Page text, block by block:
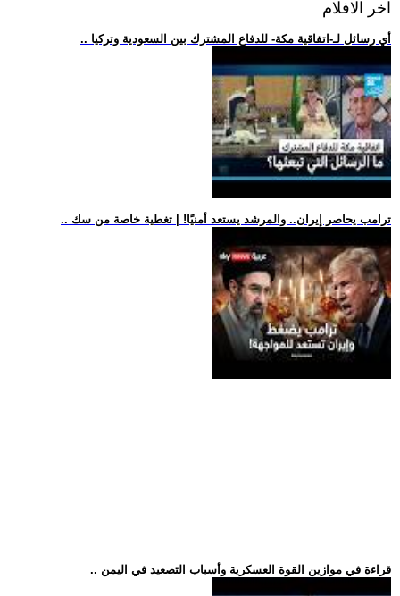
اخر الافلام
.. أي رسائل لـ-اتفاقية مكة- للدفاع المشترك بين السعودية وتركيا
.. ترامب يحاصر إيران.. والمرشد يستعد أمنيًا! | تغطية خاصة من سك
.. قراءة في موازين القوة العسكرية وأسباب التصعيد في اليمن